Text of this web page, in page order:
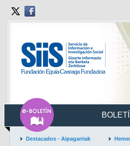
Destacados - Aipagarriak